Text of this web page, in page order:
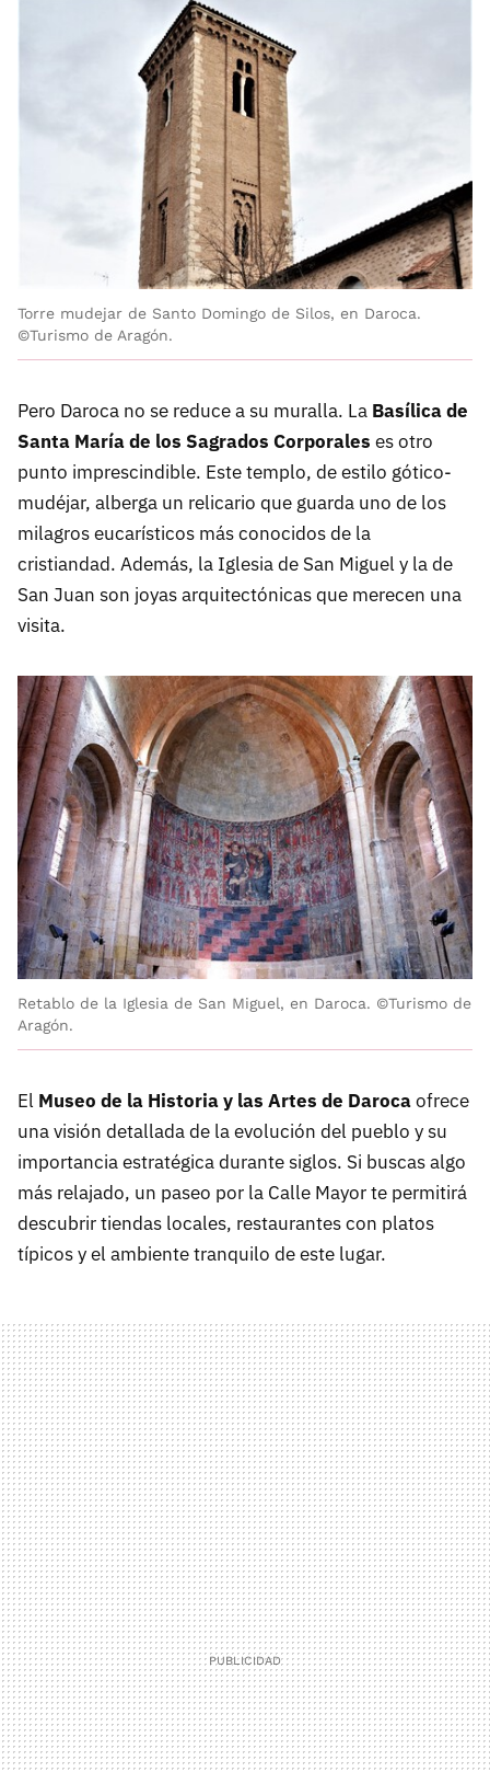
Torre mudejar de Santo Domingo de Silos, en Daroca.
©Turismo de Aragón.
Pero Daroca no se reduce a su muralla. La Basílica de
Santa María de los Sagrados Corporales es otro
punto imprescindible. Este templo, de estilo gótico-
mudéjar, alberga un relicario que guarda uno de los
milagros eucarísticos más conocidos de la
cristiandad. Además, la Iglesia de San Miguel y la de
San Juan son joyas arquitectónicas que merecen una
visita.
Retablo de la Iglesia de San Miguel, en Daroca. ©Turismo de
Aragón.
El Museo de la Historia y las Artes de Darocaofrece
una visión detallada de la evolución del pueblo y su
importancia estratégica durante siglos. Si buscas algo
más relajado, un paseo por la Calle Mayor te permitirá
descubrir tiendas locales, restaurantes con platos
típicos y el ambiente tranquilo de este lugar.